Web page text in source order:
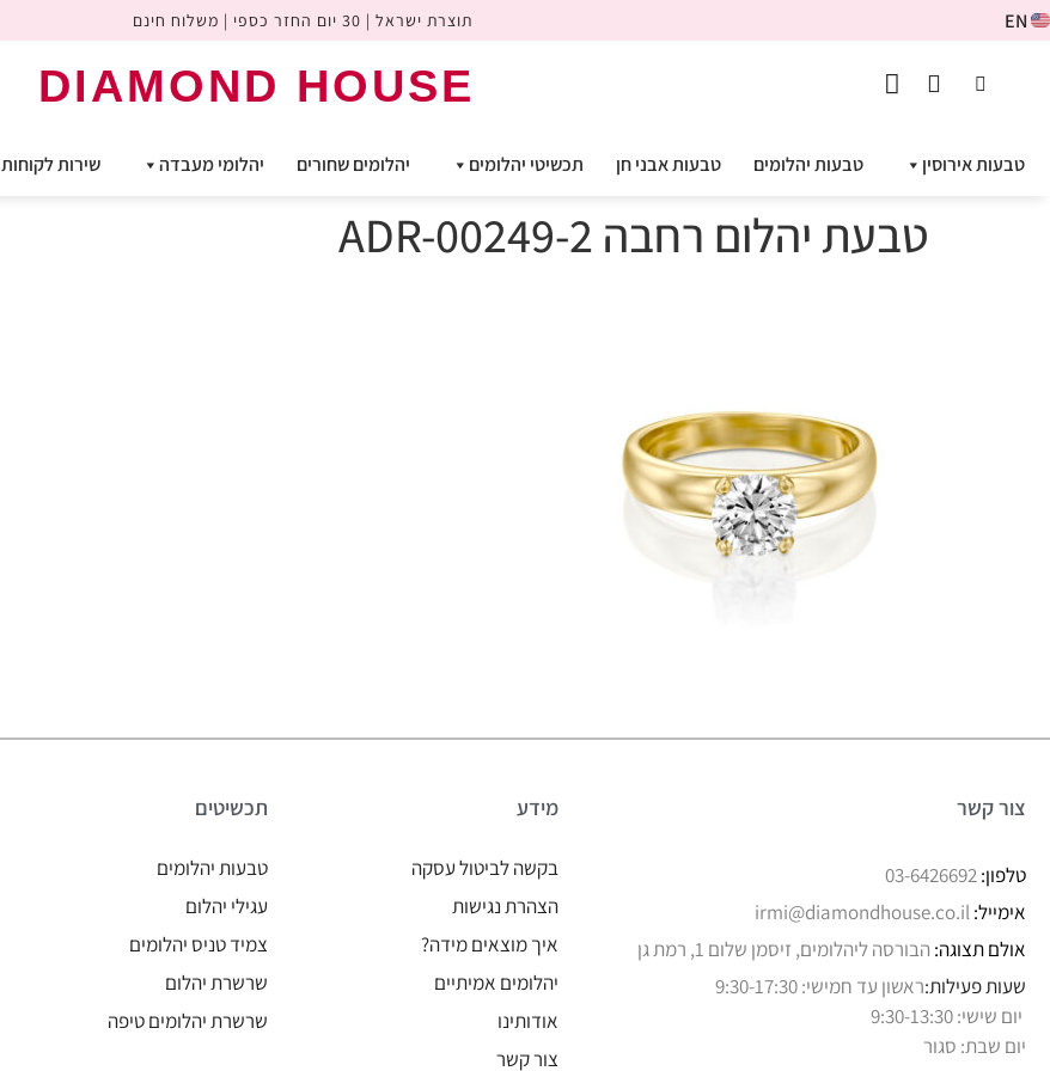
EN תוצרת ישראל | 30 יום החזר כספי | משלוח חינם
DIAMOND HOUSE
טבעות אירוסין טבעות יהלומים טבעות אבני חן תכשיטי יהלומים יהלומים שחורים יהלומי מעבדה שירות לקוחות
טבעת יהלום רחבה ADR-00249-2
צור קשר
טלפון:03-6426692
אימייל:irmi@diamondhouse.co.il
אולם תצוגה: הבורסה ליהלומים, זיסמן שלום 1, רמת גן
שעות פעילות:ראשון עד חמישי: 9:30-17:30
יום שישי: 9:30-13:30
יום שבת: סגור
מידע
בקשה לביטול עסקה
הצהרת נגישות
איך מוצאים מידה?
יהלומים אמיתיים
אודותינו
צור קשר
תכשיטים
טבעות יהלומים
עגילי יהלום
צמיד טניס יהלומים
שרשרת יהלום
שרשרת יהלומים טיפה